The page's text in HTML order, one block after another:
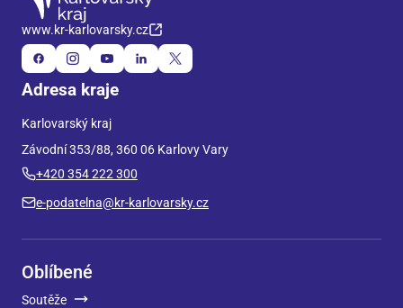
www.kr-karlovarsky.cz
Adresa kraje
Karlovarský kraj
Závodní 353/88, 360 06 Karlovy Vary
+420 354 222 300
e-podatelna@kr-karlovarsky.cz
Oblíbené
Soutěže